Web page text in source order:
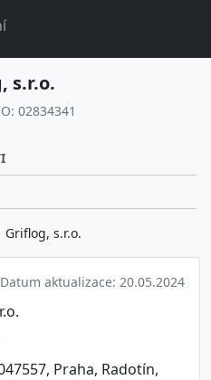
s.r.o.
02834341
Griflog, s.r.o.
Datum aktualizace: 20.05.2024
Praha, Radotín,